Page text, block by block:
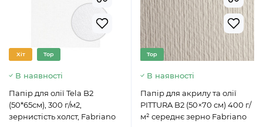
Хіт Top
В наявності
Папір для олії Tela B2
(50*65см), 300 г/м2,
зернистiсть холст, Fabriano
Top
В наявності
Папір для акрилу та олії
PITTURA B2 (50×70 см) 400 г/
м² середнє зерно Fabriano